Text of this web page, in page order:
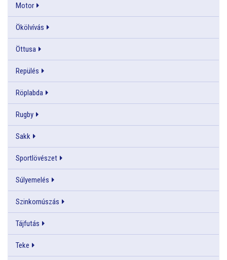
Motor
Ökölvívás
Öttusa
Repülés
Röplabda
Rugby
Sakk
Sportlövészet
Súlyemelés
Szinkornúszás
Tájfutás
Teke